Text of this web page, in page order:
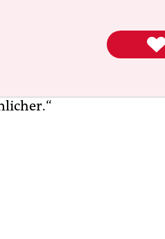
Angriffe geworden.